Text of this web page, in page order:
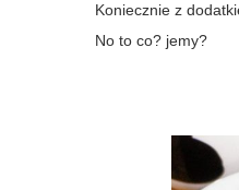
Koniecznie z
No to co? jemy?